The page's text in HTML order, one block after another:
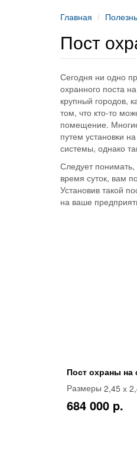
Главная
Пост
Сегодня ни одно
охранного поста
крупный городов,
том, что кто-то
помещение.
путем установки
системы, однако
Следует
время суток, вам
Установив такой
на ваше
Пост охраны на
Размеры 2,45 х
684 000 p.